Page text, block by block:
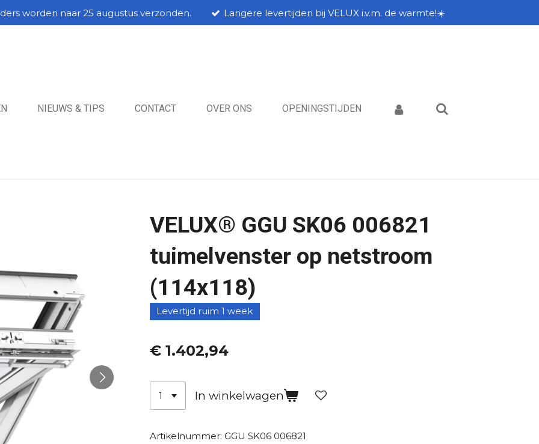
worden naar 25 augustus verzonden. Langere levertijden bij VELUX i.v.m. de warmte!☀️
NIEUWS & TIPS CONTACT OVER ONS OPENINGSTIJDEN
VELUX® GGU SK06 006821
tuimelvenster op netstroom
(114x118)
Levertijd ruim 1 week
€ 1.402,94
In winkelwagen
Artikelnummer: GGU SK06 006821